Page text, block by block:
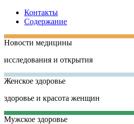
Контакты
Содержание
Новости медицины
исследования и открытия
Женское здоровье
здоровье и красота женщин
Мужское здоровье